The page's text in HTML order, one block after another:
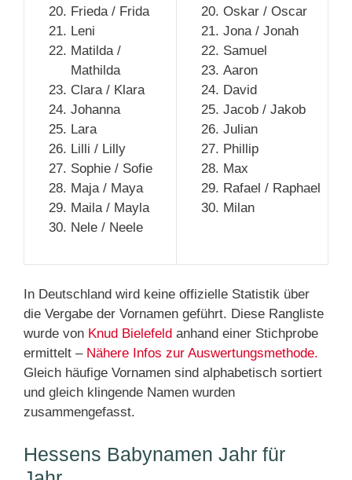
Frieda / Frida
Leni
Matilda /
Mathilda
Clara / Klara
Johanna
Lara
Lilli / Lilly
Sophie / Sofie
Maja / Maya
Maila / Mayla
Nele / Neele
Oskar / Oscar
Jona / Jonah
Samuel
Aaron
David
Jacob / Jakob
Julian
Phillip
Max
Rafael / Raphael
Milan
In Deutschland wird keine offizielle Statistik über
die Vergabe der Vornamen geführt. Diese Rangliste
wurde von Knud Bielefeld anhand einer Stichprobe
ermittelt – Nähere Infos zur Auswertungsmethode.
Gleich häufige Vornamen sind alphabetisch sortiert
und gleich klingende Namen wurden
zusammengefasst.
Hessens Babynamen Jahr für